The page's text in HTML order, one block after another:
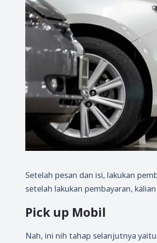
Setelah pesan dan isi, lakukan
setelah lakukan pembayaran,
Pick up Mobil
Nah, ini nih tahap selanjutnya